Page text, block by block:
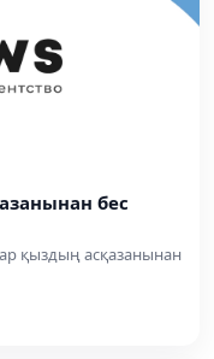
бес
қыздың асқазанынан